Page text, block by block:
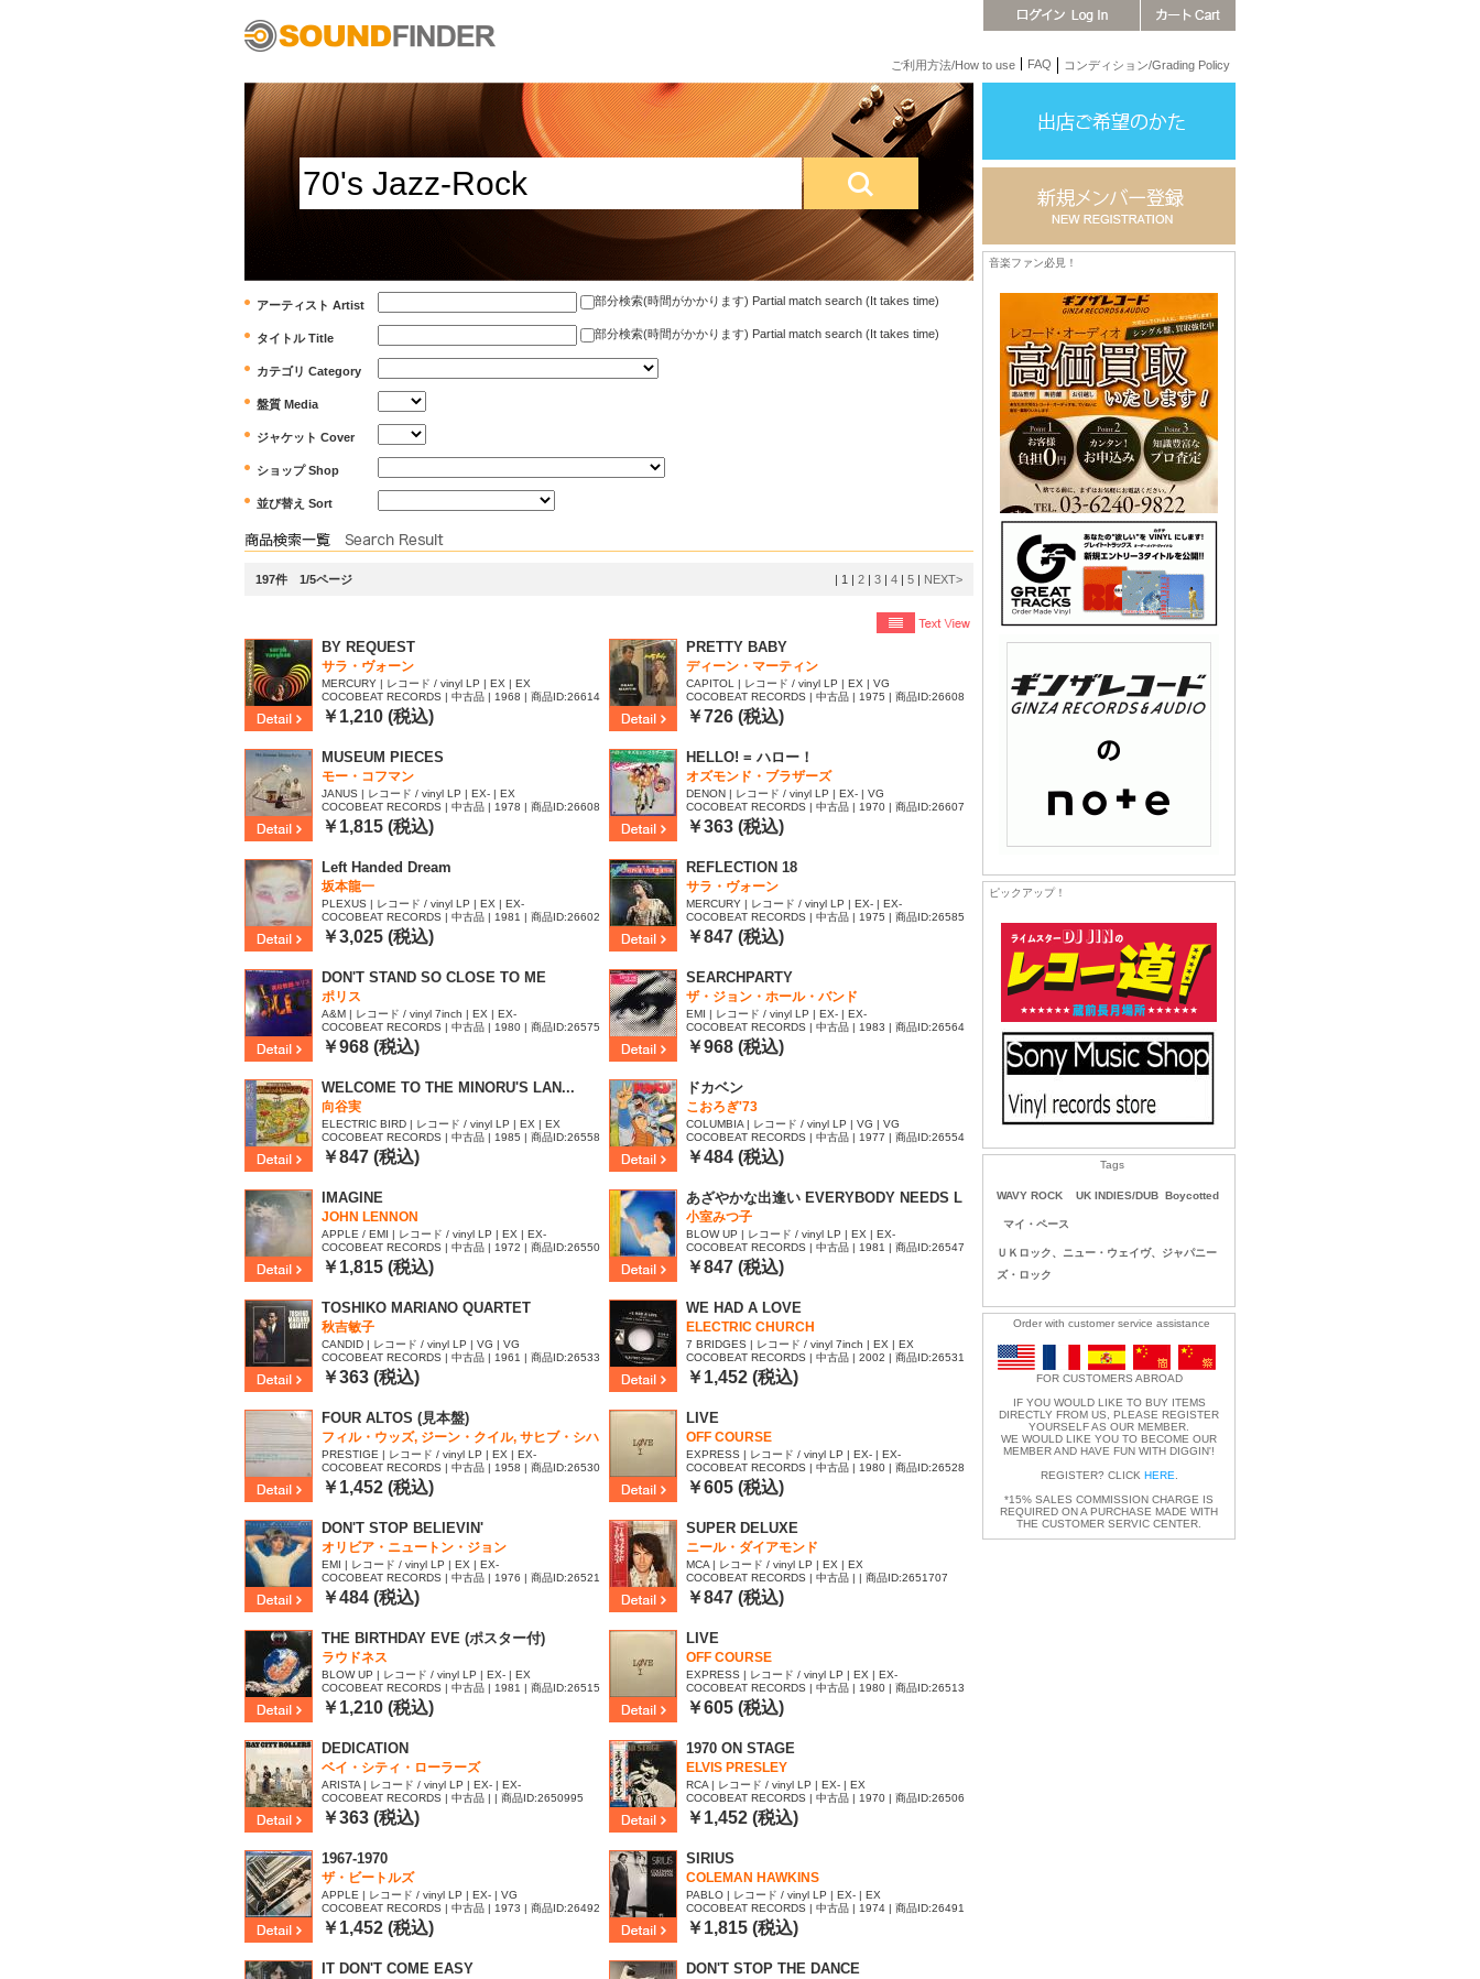
ご利用方法/How to use FAQ コンディション/Grading Policy
アーティスト Artist 部分検索(時間がかかります) Partial match search (It takes time)
タイトル Title 部分検索(時間がかかります) Partial match search (It takes time)
カテゴリ Category
盤質 Media
ジャケット Cover
ショップ Shop
並び替え Sort
197件 1/5ページ | 1 | 2 | 3 | 4 | 5 | NEXT>
BY REQUEST
サラ・ヴォーン
MERCURY | レコード / vinyl LP | EX | EX
COCOBEAT RECORDS | 中古品 | 1968 | 商品ID:26614
40
￥1,210 (税込)
PRETTY BABY
ディーン・マーティン
CAPITOL | レコード / vinyl LP | EX | VG
COCOBEAT RECORDS | 中古品 | 1975 | 商品ID:26608
07
￥726 (税込)
MUSEUM PIECES
モー・コフマン
JANUS | レコード / vinyl LP | EX- | EX
COCOBEAT RECORDS | 中古品 | 1978 | 商品ID:26608
05
￥1,815 (税込)
HELLO! = ハロー！
オズモンド・ブラザーズ
DENON | レコード / vinyl LP | EX- | VG
COCOBEAT RECORDS | 中古品 | 1970 | 商品ID:26607
77
￥363 (税込)
Left Handed Dream
坂本龍一
PLEXUS | レコード / vinyl LP | EX | EX-
COCOBEAT RECORDS | 中古品 | 1981 | 商品ID:26602
25
￥3,025 (税込)
REFLECTION 18
サラ・ヴォーン
MERCURY | レコード / vinyl LP | EX- | EX-
COCOBEAT RECORDS | 中古品 | 1975 | 商品ID:26585
45
￥847 (税込)
DON'T STAND SO CLOSE TO ME
ポリス
A&M | レコード / vinyl 7inch | EX | EX-
COCOBEAT RECORDS | 中古品 | 1980 | 商品ID:26575
33
￥968 (税込)
SEARCHPARTY
ザ・ジョン・ホール・バンド
EMI | レコード / vinyl LP | EX- | EX-
COCOBEAT RECORDS | 中古品 | 1983 | 商品ID:26564
85
￥968 (税込)
WELCOME TO THE MINORU'S LAN...
向谷実
ELECTRIC BIRD | レコード / vinyl LP | EX | EX
COCOBEAT RECORDS | 中古品 | 1985 | 商品ID:26558
30
￥847 (税込)
ドカベン
こおろぎ'73
COLUMBIA | レコード / vinyl LP | VG | VG
COCOBEAT RECORDS | 中古品 | 1977 | 商品ID:26554
81
￥484 (税込)
IMAGINE
JOHN LENNON
APPLE / EMI | レコード / vinyl LP | EX | EX-
COCOBEAT RECORDS | 中古品 | 1972 | 商品ID:26550
48
￥1,815 (税込)
あざやかな出逢い EVERYBODY NEEDS L
OVE
小室みつ子
BLOW UP | レコード / vinyl LP | EX | EX-
COCOBEAT RECORDS | 中古品 | 1981 | 商品ID:26547
44
￥847 (税込)
TOSHIKO MARIANO QUARTET
秋吉敏子
CANDID | レコード / vinyl LP | VG | VG
COCOBEAT RECORDS | 中古品 | 1961 | 商品ID:26533
50
￥363 (税込)
WE HAD A LOVE
ELECTRIC CHURCH
7 BRIDGES | レコード / vinyl 7inch | EX | EX
COCOBEAT RECORDS | 中古品 | 2002 | 商品ID:26531
34
￥1,452 (税込)
FOUR ALTOS (見本盤)
フィル・ウッズ, ジーン・クイル, サヒブ・シハ
ブ, ...
PRESTIGE | レコード / vinyl LP | EX | EX-
COCOBEAT RECORDS | 中古品 | 1958 | 商品ID:26530
19
￥1,452 (税込)
LIVE
OFF COURSE
EXPRESS | レコード / vinyl LP | EX- | EX-
COCOBEAT RECORDS | 中古品 | 1980 | 商品ID:26528
98
￥605 (税込)
DON'T STOP BELIEVIN'
オリビア・ニュートン・ジョン
EMI | レコード / vinyl LP | EX | EX-
COCOBEAT RECORDS | 中古品 | 1976 | 商品ID:26521
14
￥484 (税込)
SUPER DELUXE
ニール・ダイアモンド
MCA | レコード / vinyl LP | EX | EX
COCOBEAT RECORDS | 中古品 | | 商品ID:2651707
￥847 (税込)
THE BIRTHDAY EVE (ポスター付)
ラウドネス
BLOW UP | レコード / vinyl LP | EX- | EX
COCOBEAT RECORDS | 中古品 | 1981 | 商品ID:26515
41
￥1,210 (税込)
LIVE
OFF COURSE
EXPRESS | レコード / vinyl LP | EX | EX-
COCOBEAT RECORDS | 中古品 | 1980 | 商品ID:26513
32
￥605 (税込)
DEDICATION
ベイ・シティ・ローラーズ
ARISTA | レコード / vinyl LP | EX- | EX-
COCOBEAT RECORDS | 中古品 | | 商品ID:2650995
￥363 (税込)
1970 ON STAGE
ELVIS PRESLEY
RCA | レコード / vinyl LP | EX- | EX
COCOBEAT RECORDS | 中古品 | 1970 | 商品ID:26506
66
￥1,452 (税込)
1967-1970
ザ・ビートルズ
APPLE | レコード / vinyl LP | EX- | VG
COCOBEAT RECORDS | 中古品 | 1973 | 商品ID:26492
55
￥1,452 (税込)
SIRIUS
COLEMAN HAWKINS
PABLO | レコード / vinyl LP | EX- | EX
COCOBEAT RECORDS | 中古品 | 1974 | 商品ID:26491
71
￥1,815 (税込)
IT DON'T COME EASY DON'T STOP THE DANCE
音楽ファン必見！
ピックアップ！
Tags
WAVY ROCK UK INDIES/DUB Boycotted
マイ・ペース
ＵＫロック、ニュー・ウェイヴ、ジャパニー
ズ・ロック
Order with customer service assistance
FOR CUSTOMERS ABROAD
IF YOU WOULD LIKE TO BUY ITEMS
DIRECTLY FROM US, PLEASE REGISTER
YOURSELF AS OUR MEMBER.
WE WOULD LIKE YOU TO BECOME OUR
MEMBER AND HAVE FUN WITH DIGGIN'!
REGISTER? CLICK HERE
*15% SALES COMMISSION CHARGE IS
REQUIRED ON A PURCHASE MADE WITH
THE CUSTOMER SERVIC CENTER.